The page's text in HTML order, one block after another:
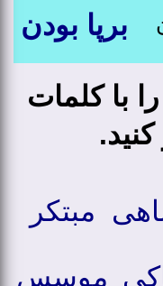
برپا بودن
با کلمات
مبتکر
موسس